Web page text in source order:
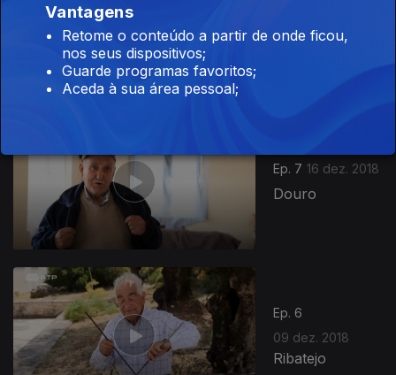
Adufes
Ep. 7 16 dez. 2018
Douro
Ep. 6
09 dez. 2018
Ribatejo
Vantagens
Retome o conteúdo a partir de onde ficou,
nos seus dispositivos;
Guarde programas favoritos;
Aceda à sua área pessoal;